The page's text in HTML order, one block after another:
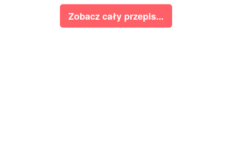
Zobacz cały przepis...